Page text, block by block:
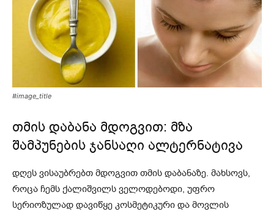
#image_title
თმის დაბანა მდოგვით: მზა
შამპუნების ჯანსაღი ალტერნატივა
დღეს ვისაუბრებთ მდოგვით თმის დაბანაზე. მახსოვს,
როცა ჩემს ქალიშვილს ველოდებოდი, უფრო
სერიოზულად დავიწყე კოსმეტიკური და მოვლის